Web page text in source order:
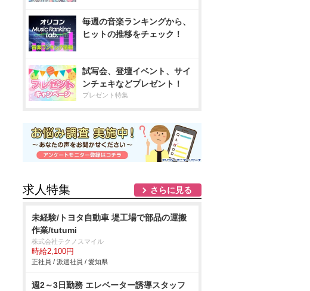
毎週の音楽ランキングから、
ヒットの推移をチェック！
試写会、登壇イベント、サイ
ンチェキなどプレゼント！
プレゼント特集
求人特集 さらに見る
未経験/トヨタ自動車 堤工場で部品の運搬
作業/tutumi
株式会社テクノスマイル
時給2,100円
正社員 / 派遣社員 / 愛知県
週2～3日勤務 エレベーター誘導スタッフ